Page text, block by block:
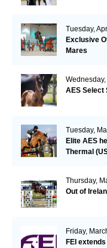
Tuesday,
Exclusive
Mares
AES Select
Tuesday,
Elite AES
Thermal
Thursday,
Out of
Friday,
FEI